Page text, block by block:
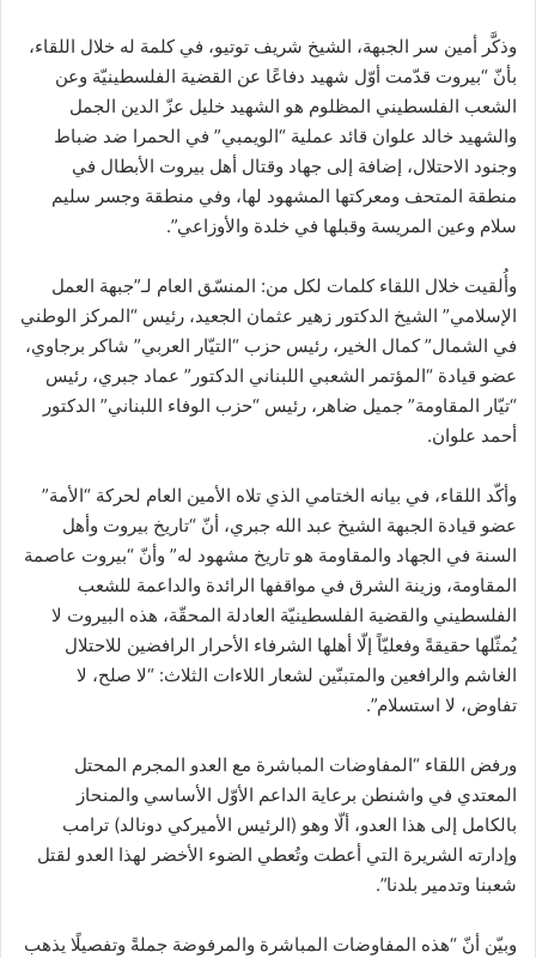
وذكَّر أمين سر الجبهة، الشيخ شريف توتيو، في كلمة له خلال اللقاء،
بأنّ “بيروت قدّمت أوّل شهيد دفاعًا عن القضية الفلسطينيّة وعن
الشعب الفلسطيني المظلوم هو الشهيد خليل عزّ الدين الجمل
والشهيد خالد علوان قائد عملية “الويمبي” في الحمرا ضد ضباط
وجنود الاحتلال، إضافة إلى جهاد وقتال أهل بيروت الأبطال في
منطقة المتحف ومعركتها المشهود لها، وفي منطقة وجسر سليم
سلام وعين المريسة وقبلها في خلدة والأوزاعي”.
وأُلقيت خلال اللقاء كلمات لكل من: المنسّق العام لـ”جبهة العمل
الإسلامي” الشيخ الدكتور زهير عثمان الجعيد، رئيس “المركز الوطني
في الشمال” كمال الخير، رئيس حزب “التيّار العربي” شاكر برجاوي،
عضو قيادة “المؤتمر الشعبي اللبناني الدكتور” عماد جبري، رئيس
“تيّار المقاومة” جميل ضاهر، رئيس “حزب الوفاء اللبناني” الدكتور
أحمد علوان.
وأكّد اللقاء، في بيانه الختامي الذي تلاه الأمين العام لحركة “الأمة”
عضو قيادة الجبهة الشيخ عبد الله جبري، أنّ “تاريخ بيروت وأهل
السنة في الجهاد والمقاومة هو تاريخ مشهود له” وأنّ “بيروت عاصمة
المقاومة، وزينة الشرق في مواقفها الرائدة والداعمة للشعب
الفلسطيني والقضية الفلسطينيّة العادلة المحقّة، هذه البيروت لا
يُمثّلها حقيقةً وفعليّاً إلّا أهلها الشرفاء الأحرار الرافضين للاحتلال
الغاشم والرافعين والمتبنّين لشعار اللاءات الثلاث: “لا صلح، لا
تفاوض، لا استسلام”.
ورفض اللقاء “المفاوضات المباشرة مع العدو المجرم المحتل
المعتدي في واشنطن برعاية الداعم الأوّل الأساسي والمنحاز
بالكامل إلى هذا العدو، ألّا وهو (الرئيس الأميركي دونالد) ترامب
وإدارته الشريرة التي أعطت وتُعطي الضوء الأخضر لهذا العدو لقتل
شعبنا وتدمير بلدنا”.
وبيّن أنّ “هذه المفاوضات المباشرة والمرفوضة جملةً وتفصيلًا يذهب